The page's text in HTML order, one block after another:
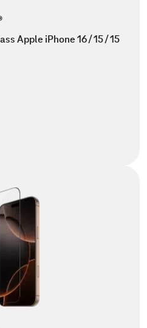
Apple iPhone 16 / 15 / 15